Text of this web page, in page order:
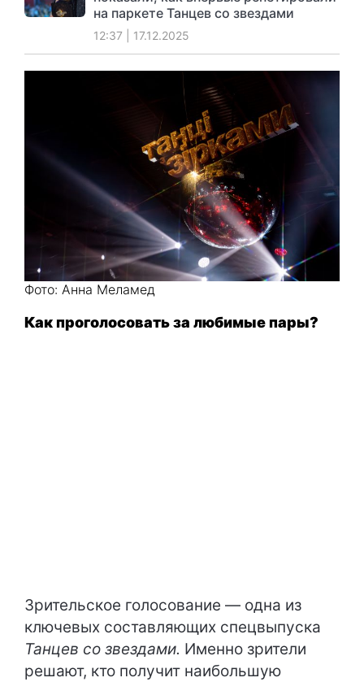
на паркете Танцев со звездами
12:37 | 17.12.2025
Фото: Анна Меламед
Как проголосовать за любимые пары?
Зрительское голосование — одна из
ключевых составляющих спецвыпуска
Танцев со звездами. Именно зрители
решают, кто получит наибольшую